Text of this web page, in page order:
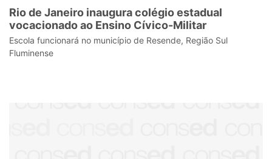
Rio de Janeiro inaugura colégio estadual
vocacionado ao Ensino Cívico-Militar
Escola funcionará no município de Resende, Região Sul
Fluminense